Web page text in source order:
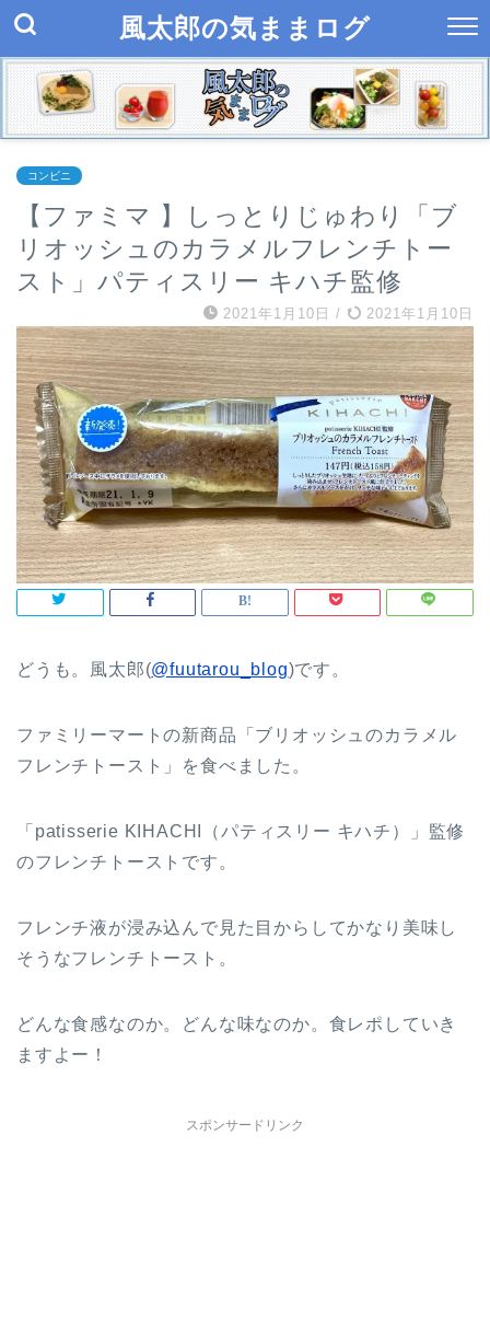
風太郎の気ままログ
コンビニ
【ファミマ 】しっとりじゅわり「ブ
リオッシュのカラメルフレンチトー
スト」パティスリー キハチ監修
2021年1月10日 / 2021年1月10日
どうも。風太郎(@fuutarou_blog)です。
ファミリーマートの新商品「ブリオッシュのカラメル
フレンチトースト」を食べました。
「patisserie KIHACHI（パティスリー キハチ）」監修
のフレンチトーストです。
フレンチ液が浸み込んで見た目からしてかなり美味し
そうなフレンチトースト。
どんな食感なのか。どんな味なのか。食レポしていき
ますよー！
スポンサードリンク